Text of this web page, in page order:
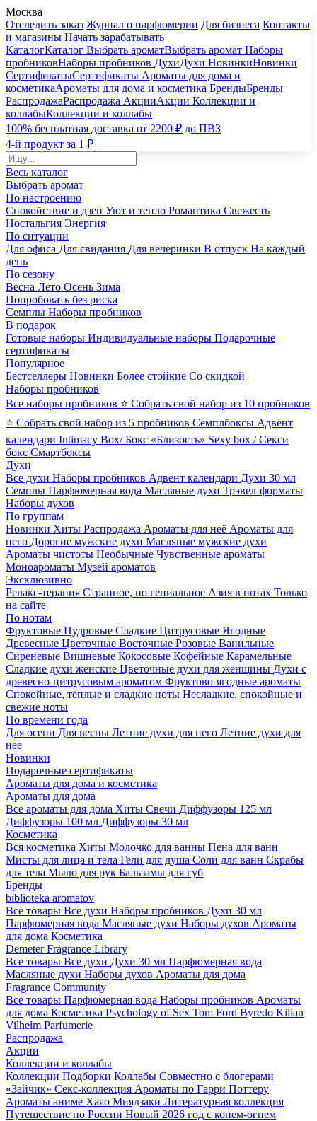
Москва
Отследить заказ Журнал о парфюмерии Для бизнеса Контакты
и магазины Начать зарабатывать
КаталогКаталог Выбрать ароматВыбрать аромат Наборы
пробниковНаборы пробников ДухиДухи НовинкиНовинки
СертификатыСертификаты Ароматы для дома и
косметикаАроматы для дома и косметика БрендыБренды
РаспродажаРаспродажа АкцииАкции Коллекции и
коллабыКоллекции и коллабы
100% бесплатная доставка от 2200 ₽ до ПВЗ
4-й продукт за 1 ₽
Весь каталог
Выбрать аромат
По настроению
Спокойствие и дзен Уют и тепло Романтика Свежесть
Ностальгия Энергия
По ситуации
Для офиса Для свидания Для вечеринки В отпуск На каждый
день
По сезону
Весна Лето Осень Зима
Попробовать без риска
Семплы Наборы пробников
В подарок
Готовые наборы Индивидуальные наборы Подарочные
сертификаты
Популярное
Бестселлеры Новинки Более стойкие Со скидкой
Наборы пробников
Все наборы пробников ⭐ Собрать свой набор из 10 пробников
⭐ Собрать свой набор из 5 пробников Семплбоксы Адвент
календари Intimacy Box/ Бокс «Близость» Sexy box / Секси
бокс Смартбоксы
Духи
Все духи Наборы пробников Адвент календари Духи 30 мл
Семплы Парфюмерная вода Масляные духи Трэвел-форматы
Наборы духов
По группам
Новинки Хиты Распродажа Ароматы для неё Ароматы для
него Дорогие мужские духи Масляные мужские духи
Ароматы чистоты Необычные Чувственные ароматы
Моноароматы Музей ароматов
Эксклюзивно
Релакс-терапия Странное, но гениальное Азия в нотах Только
на сайте
По нотам
Фруктовые Пудровые Сладкие Цитрусовые Ягодные
Древесные Цветочные Восточные Розовые Ванильные
Сиреневые Вишневые Кокосовые Кофейные Карамельные
Сладкие духи женские Цветочные духи для женщины Духи с
древесно-цитрусовым ароматом Фруктово-ягодные ароматы
Спокойные, тёплые и сладкие ноты Несладкие, спокойные и
свежие ноты
По времени года
Для осени Для весны Летние духи для него Летние духи для
нее
Новинки
Подарочные сертификаты
Ароматы для дома и косметика
Ароматы для дома
Все ароматы для дома Хиты Свечи Диффузоры 125 мл
Диффузоры 100 мл Диффузоры 30 мл
Косметика
Вся косметика Хиты Молочко для ванны Пена для ванн
Мисты для лица и тела Гели для душа Соли для ванн Скрабы
для тела Мыло для рук Бальзамы для губ
Бренды
biblioteka aromatov
Все товары Все духи Наборы пробников Духи 30 мл
Парфюмерная вода Масляные духи Наборы духов Ароматы
для дома Косметика
Demeter Fragrance Library
Все товары Все духи Духи 30 мл Парфюмерная вода
Масляные духи Наборы духов Ароматы для дома
Fragrance Community
Все товары Парфюмерная вода Наборы пробников Ароматы
для дома Косметика Psychology of Sex Tom Ford Byredo Kilian
Vilhelm Parfumerie
Распродажа
Акции
Коллекции и коллабы
Коллекции Подборки Коллабы Совместно с блогерами
«Зайчик» Секс-коллекция Ароматы по Гарри Поттеру
Ароматы аниме Хаяо Миядзаки Литературная коллекция
Путешествие по России Новый 2026 год с конем-огнем